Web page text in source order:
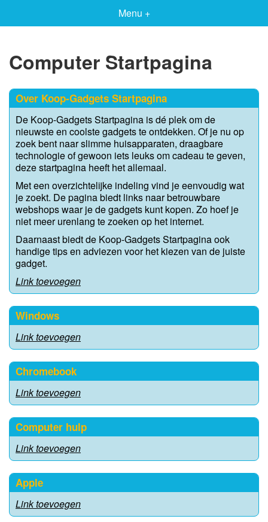
Menu +
Computer Startpagina
Over Koop-Gadgets Startpagina
De Koop-Gadgets Startpagina is dé plek om de
nieuwste en coolste gadgets te ontdekken. Of je nu op
zoek bent naar slimme huisapparaten, draagbare
technologie of gewoon iets leuks om cadeau te geven,
deze startpagina heeft het allemaal.
Met een overzichtelijke indeling vind je eenvoudig wat
je zoekt. De pagina biedt links naar betrouwbare
webshops waar je de gadgets kunt kopen. Zo hoef je
niet meer urenlang te zoeken op het internet.
Daarnaast biedt de Koop-Gadgets Startpagina ook
handige tips en adviezen voor het kiezen van de juiste
gadget.
Link toevoegen
Windows
Link toevoegen
Chromebook
Link toevoegen
Computer hulp
Link toevoegen
Apple
Link toevoegen